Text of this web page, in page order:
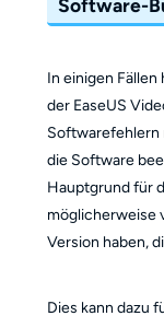
Software-
In einigen Fällen
der EaseUS
Softwarefehlern
die Software
Hauptgrund für
möglicherweise
Version haben,
Dies kann dazu